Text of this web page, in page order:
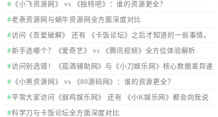
《小飞资源网》 vs 《独特吧》：谁的资源更全？
老表资源网与蜗牛资源网全方面深度对比
访问《吾爱破解》 还有 《卡饭论坛》之后才知道的一些事情。
新手选哪个？《爱奇艺》 vs 《腾讯视频》全方位体验解析
访问别选错！《孤酒辅助网》与《小刀娱乐网》核心数据差异速
看 《小黑资源网》 vs 《80源码网》：谁的资源更全？
平常大家访问《弱鸡娱乐网》 还有 《小K娱乐网》都会向我说
有大大的区别，我来看看在哪？
科学刀与卡饭论坛全方面深度对比